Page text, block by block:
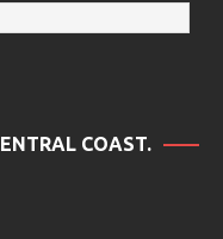
COAST.